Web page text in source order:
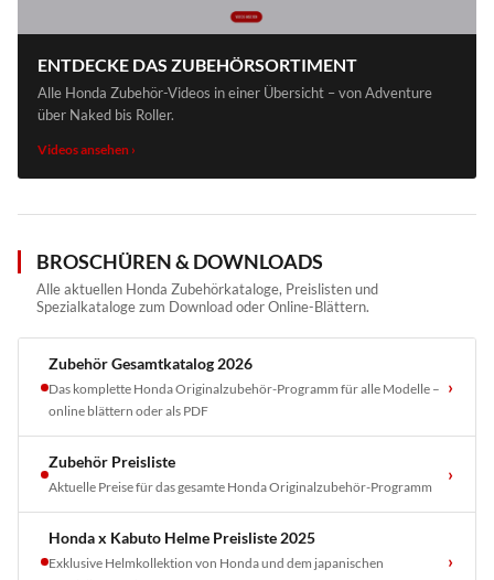
ENTDECKE DAS ZUBEHÖRSORTIMENT
Alle Honda Zubehör-Videos in einer Übersicht – von Adventure
über Naked bis Roller.
Videos ansehen ›
BROSCHÜREN & DOWNLOADS
Alle aktuellen Honda Zubehörkataloge, Preislisten und
Spezialkataloge zum Download oder Online-Blättern.
Zubehör Gesamtkatalog 2026
Das komplette Honda Originalzubehör-Programm für alle Modelle –
online blättern oder als PDF
›
Zubehör Preisliste
Aktuelle Preise für das gesamte Honda Originalzubehör-Programm
›
Honda x Kabuto Helme Preisliste 2025
Exklusive Helmkollektion von Honda und dem japanischen
›